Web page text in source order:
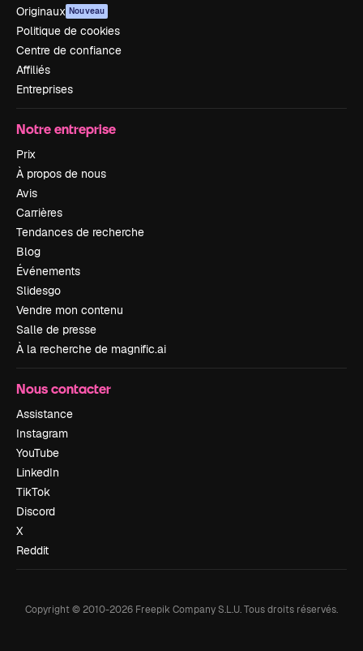
Originaux Nouveau
Politique de cookies
Centre de confiance
Affiliés
Entreprises
Notre entreprise
Prix
À propos de nous
Avis
Carrières
Tendances de recherche
Blog
Événements
Slidesgo
Vendre mon contenu
Salle de presse
À la recherche de magnific.ai
Nous contacter
Assistance
Instagram
YouTube
LinkedIn
TikTok
Discord
X
Reddit
Copyright © 2010-2026 Freepik Company S.L.U.Tous droits réservés.